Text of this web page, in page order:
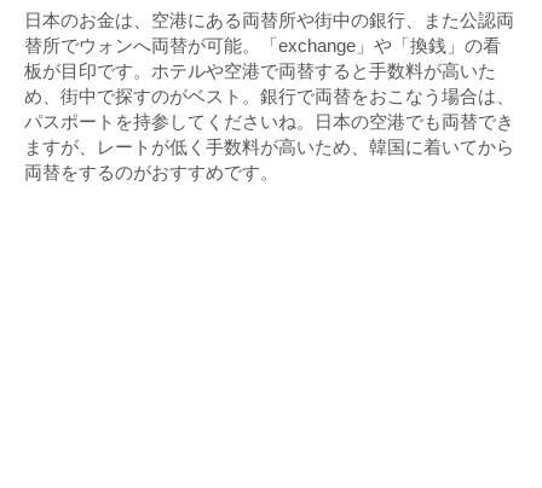
日本のお金は、空港にある両替所や街中の銀行、また公認両
替所でウォンへ両替が可能。「exchange」や「換銭」の看
板が目印です。ホテルや空港で両替すると手数料が高いた
め、街中で探すのがベスト。銀行で両替をおこなう場合は、
パスポートを持参してくださいね。日本の空港でも両替でき
ますが、レートが低く手数料が高いため、韓国に着いてから
両替をするのがおすすめです。